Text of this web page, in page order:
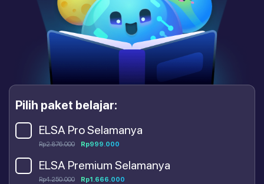
Pilih paket belajar:
ELSA Pro Selamanya
Rp2.876.000 Rp999.000
ELSA Premium Selamanya
Rp4.250.000 Rp1.666.000